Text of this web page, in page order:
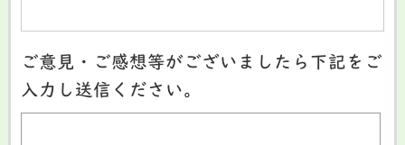
ご意見・ご感想等がございましたら下記をご
入力し送信ください。